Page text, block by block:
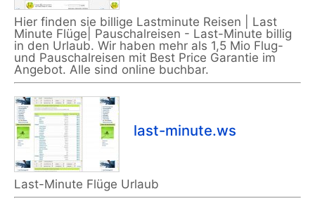
Hier finden sie billige Lastminute Reisen | Last
Minute Flüge| Pauschalreisen - Last-Minute billig
in den Urlaub. Wir haben mehr als 1,5 Mio Flug-
und Pauschalreisen mit Best Price Garantie im
Angebot. Alle sind online buchbar.
last-minute.ws
Last-Minute Flüge Urlaub